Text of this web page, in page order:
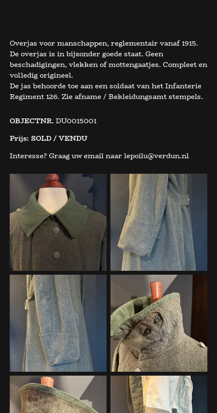
Overjas voor manschappen, reglementair vanaf 1915.
De overjas is in bijzonder goede staat. Geen
beschadigingen, vlekken of mottengaatjes. Compleet en
volledig origineel.
De jas behoorde toe aan een soldaat van het Infanterie
Regiment 126. Zie afname / Bekleidungsamt stempels.
OBJECTNR.DU0015001
Prijs: SOLD / VENDU
Interesse? Graag uw email naar lepoilu@verdun.nl